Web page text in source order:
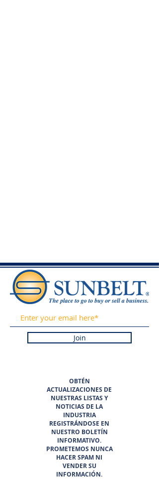
Join
OBTÉN
ACTUALIZACIONES DE
NUESTRAS LISTAS Y
NOTICIAS DE LA
INDUSTRIA
REGISTRÁNDOSE EN
NUESTRO BOLETÍN
INFORMATIVO.
PROMETEMOS NUNCA
HACER SPAM NI
VENDER SU
INFORMACIÓN.